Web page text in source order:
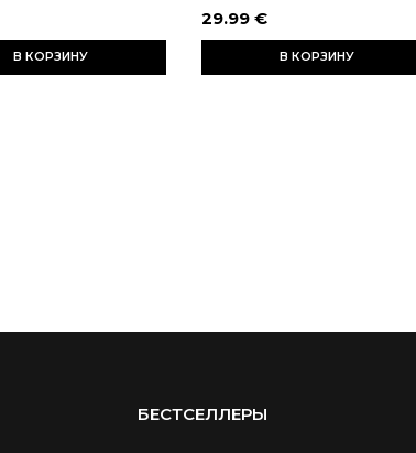
В КОРЗИНУ
29.99 €
В КОРЗИНУ
БЕСТСЕЛЛЕРЫ